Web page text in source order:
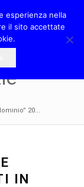
20...
IN
esperienza nella
il sito accettate